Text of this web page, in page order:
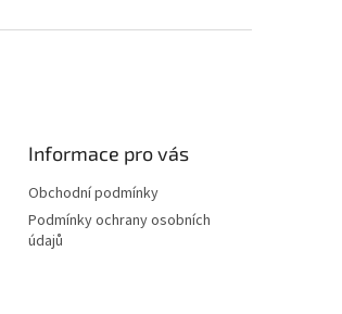
Informace pro vás
Obchodní podmínky
Podmínky ochrany osobních
údajů